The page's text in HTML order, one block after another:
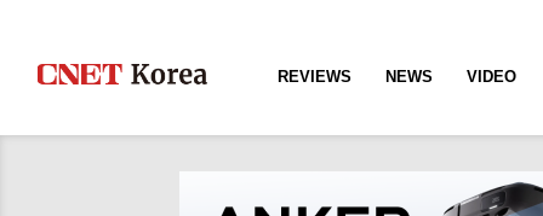
REVIEWS NEWS VIDEO